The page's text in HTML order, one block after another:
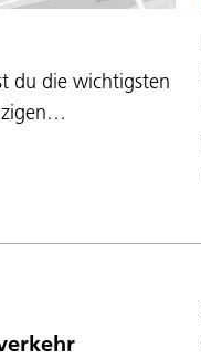
du die wichtigsten